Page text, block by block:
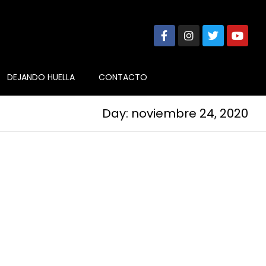
DEJANDO HUELLA CONTACTO
Day: noviembre 24, 2020